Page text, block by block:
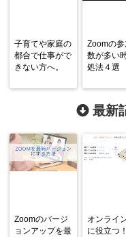
子育てや家庭の
都合で仕事がで
きない方へ。
Zoomの参
数が多い
処法４選
最新
Zoomのバージ
ョンアップを最
オンライ
に役立つ